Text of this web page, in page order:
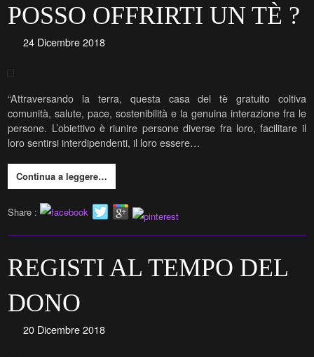
POSSO OFFRIRTI UN TÈ ?
24 Dicembre 2018
“Attraversando la terra, questa casa del tè gratuito coltiva
comunità, salute, pace, sostenibilità e la genuina interazione fra le
persone. L’obiettivo è riunire persone diverse fra loro, facilitare il
loro sentirsi interdipendenti, il loro essere…
Continua a leggere…
Share :
REGISTI AL TEMPO DEL
DONO
20 Dicembre 2018